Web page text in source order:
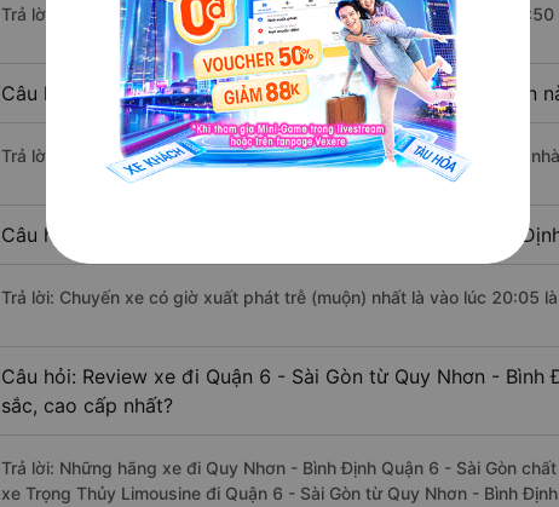
Trả lời: Trung bình mỗi ngày có khoảng 7 chuyến xe bắt đầu từ
Câu hỏi: Nhà xe đi Quy Nhơn - Bình Định Quận 6 - Sài Gòn
Trả lời: Chuyến xe có giờ xuất phát sớm nhất vào lúc 18:50 là của
Câu hỏi: Nhà xe đi Quận 6 - Sài Gòn từ Quy Nhơn - Bình
Trả lời: Chuyến xe có giờ xuất phát trễ (muộn) nhất là vào lúc 20:05
Câu hỏi: Review xe đi Quận 6 - Sài Gòn từ Quy Nhơn -
sắc, cao cấp nhất?
Trả lời: Những hãng xe đi Quy Nhơn - Bình Định Quận 6 - Sài Gòn
xe Trọng Thủy Limousine đi Quận 6 - Sài Gòn từ Quy Nhơn - Bình